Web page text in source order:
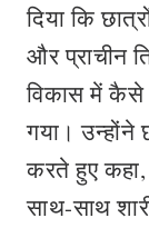
दिया कि
और प्राचीन
विकास में कैसे
गया। उन्होंने
करते हुए
साथ-साथ